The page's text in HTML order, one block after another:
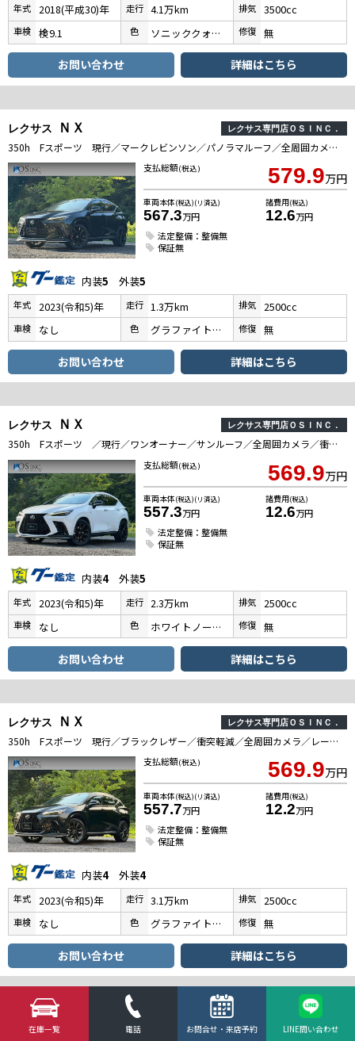
年式 2018(平成30)年 走行 4.1万km 排気 3500cc
車検 検9.1 色 ソニッククォーツ 修復 無
お問い合わせ 詳細はこちら
レクサス ＮＸ レクサス専門店ＯＳＩＮＣ．
350h Fスポーツ 現行／マークレビンソン／パノラマルーフ／全周囲カメラ／衝突軽減／レーダークルーズコントロール／コーナーセンサー／BSM／ハンドルヒーター／シートヒーター・エアコン／パワーシート／ETC／電動リアゲート
支払総額(税込) 579.9万円
車両本体(税込)(リ済込)
567.3万円
諸費用(税込)
12.6万円
法定整備：整備無
保証無
内装5 外装5
年式 2023(令和5)年 走行 1.3万km 排気 2500cc
車検 なし 色 グラファイトブラックガラスフレーク 修復 無
お問い合わせ 詳細はこちら
レクサス ＮＸ レクサス専門店ＯＳＩＮＣ．
350h Fスポーツ ／現行／ワンオーナー／サンルーフ／全周囲カメラ／衝突軽減／レーダークルーズコントロール／コーナーセンサー／BSM／ハンドルヒーター／シートヒーター・エアコン／パワーシート／シートメモリ／ETC
支払総額(税込) 569.9万円
車両本体(税込)(リ済込)
557.3万円
諸費用(税込)
12.6万円
法定整備：整備無
保証無
内装4外装5
年式 2023(令和5)年 走行 2.3万km 排気 2500cc
車検 なし 色 ホワイトノーヴァガラスフレーク 修復 無
お問い合わせ 詳細はこちら
レクサス ＮＸ レクサス専門店ＯＳＩＮＣ．
350h Fスポーツ 現行／ブラックレザー／衝突軽減／全周囲カメラ／レーダークルーズ／コーナーセンサー／BSM／ハンドルヒーター／シートヒーター・エアコン／パワーシート／電動リアゲート／バックカメラ／デジタルインナーミラー
支払総額(税込) 569.9万円
車両本体(税込)(リ済込)
557.7万円
諸費用(税込)
12.2万円
法定整備：整備無
保証無
内装4外装4
年式 2023(令和5)年 走行 3.1万km 排気 2500cc
車検 なし 色 グラファイトブラックガラスフレーク 修復 無
お問い合わせ 詳細はこちら
レクサス レクサス専門店ＯＳＩＮＣ．
在庫一覧 電話 お問合せ・来店予約 LINE問い合わせ